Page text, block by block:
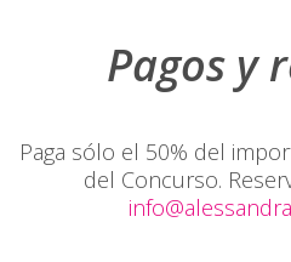
Pagos y
Paga sólo el 50% del
del Concurso.